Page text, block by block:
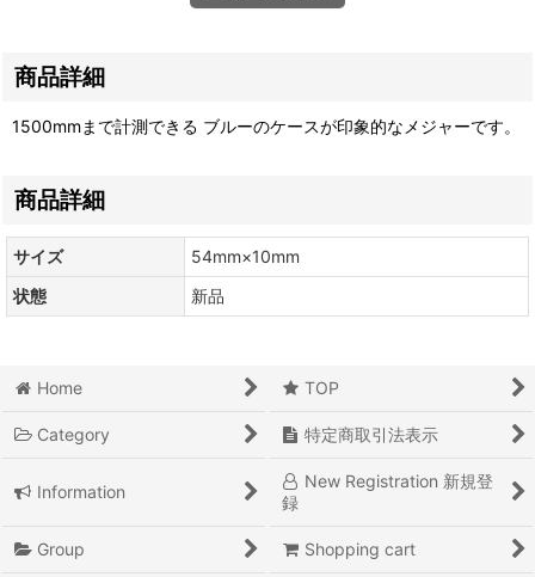
商品詳細
1500mmまで計測できる ブルーのケースが印象的なメジャーです。
商品詳細
サイズ
54mm×10mm
状態
新品
Home TOP
Category 特定商取引法表示
Information
New Registration 新規登
録
Group Shopping cart